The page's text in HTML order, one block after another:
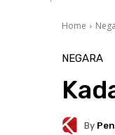
Home
NEGARA
By